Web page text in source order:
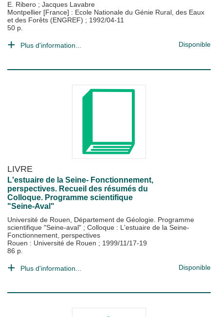
E. Ribero ; Jacques Lavabre
Montpellier [France] : Ecole Nationale du Génie Rural, des Eaux
et des Forêts (ENGREF) ; 1992/04-11
50 p.
Plus d'information... Disponible
LIVRE
L'estuaire de la Seine- Fonctionnement,
perspectives. Recueil des résumés du
Colloque. Programme scientifique
"Seine-Aval"
Université de Rouen, Département de Géologie. Programme
scientifique "Seine-aval" ; Colloque : L'estuaire de la Seine-
Fonctionnement, perspectives
Rouen : Université de Rouen ; 1999/11/17-19
86 p.
Plus d'information... Disponible